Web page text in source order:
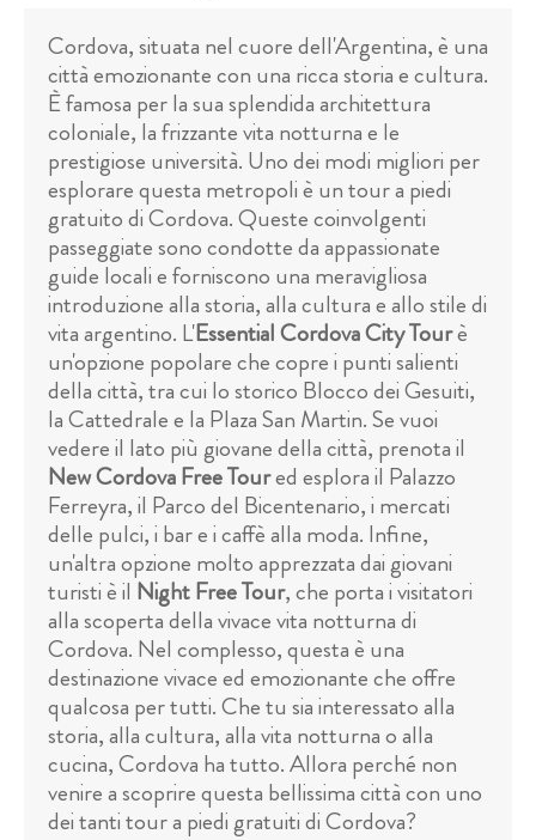
Cordova, situata nel cuore dell'Argentina, è una
città emozionante con una ricca storia e cultura.
È famosa per la sua splendida architettura
coloniale, la frizzante vita notturna e le
prestigiose università. Uno dei modi migliori per
esplorare questa metropoli è un tour a piedi
gratuito di Cordova. Queste coinvolgenti
passeggiate sono condotte da appassionate
guide locali e forniscono una meravigliosa
introduzione alla storia, alla cultura e allo stile di
vita argentino. L'Essential Cordova City Tourè
un'opzione popolare che copre i punti salienti
della città, tra cui lo storico Blocco dei Gesuiti,
la Cattedrale e la Plaza San Martin. Se vuoi
vedere il lato più giovane della città, prenota il
New Cordova Free Toured esplora il Palazzo
Ferreyra, il Parco del Bicentenario, i mercati
delle pulci, i bar e i caffè alla moda. Infine,
un'altra opzione molto apprezzata dai giovani
turisti è il Night Free Tour, che porta i visitatori
alla scoperta della vivace vita notturna di
Cordova. Nel complesso, questa è una
destinazione vivace ed emozionante che offre
qualcosa per tutti. Che tu sia interessato alla
storia, alla cultura, alla vita notturna o alla
cucina, Cordova ha tutto. Allora perché non
venire a scoprire questa bellissima città con uno
dei tanti tour a piedi gratuiti di Cordova?